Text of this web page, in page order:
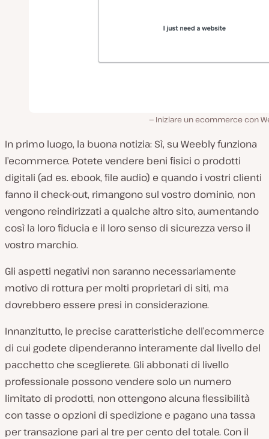
Iniziare un ecommerce con
In primo luogo, la buona notizia: Sì, su Weebly funziona
l’ecommerce. Potete vendere beni fisici o prodotti
digitali (ad es. ebook, file audio) e quando i vostri clienti
fanno il check-out, rimangono sul vostro dominio, non
vengono reindirizzati a qualche altro sito, aumentando
così la loro fiducia e il loro senso di sicurezza verso il
vostro marchio.
Gli aspetti negativi non saranno necessariamente
motivo di rottura per molti proprietari di siti, ma
dovrebbero essere presi in considerazione.
Innanzitutto, le precise caratteristiche dell’ecommerce
di cui godete dipenderanno interamente dal livello del
pacchetto che sceglierete. Gli abbonati di livello
professionale possono vendere solo un numero
limitato di prodotti, non ottengono alcuna flessibilità
con tasse o opzioni di spedizione e pagano una tassa
per transazione pari al tre per cento del totale. Con il